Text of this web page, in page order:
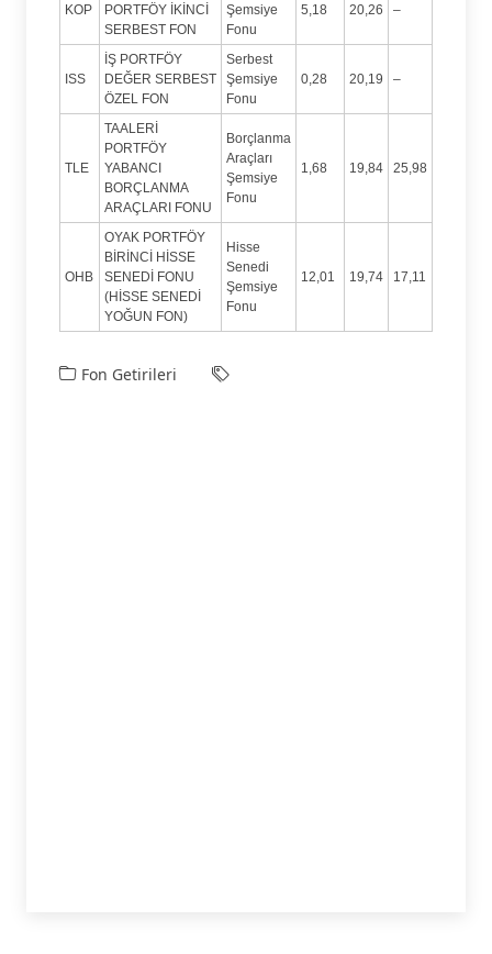
KOP
PORTFÖY İKİNCİ
SERBEST FON
Şemsiye
Fonu
5,18 20,26 –
ISS
İŞ PORTFÖY
DEĞER SERBEST
ÖZEL FON
Serbest
Şemsiye
Fonu
0,28 20,19 –
TLE
TAALERİ
PORTFÖY
YABANCI
BORÇLANMA
ARAÇLARI FONU
Borçlanma
Araçları
Şemsiye
Fonu
1,68 19,84 25,98
OHB
OYAK PORTFÖY
BİRİNCİ HİSSE
SENEDİ FONU
(HİSSE SENEDİ
YOĞUN FON)
Hisse
Senedi
Şemsiye
Fonu
12,01 19,74 17,11
Fon Getirileri